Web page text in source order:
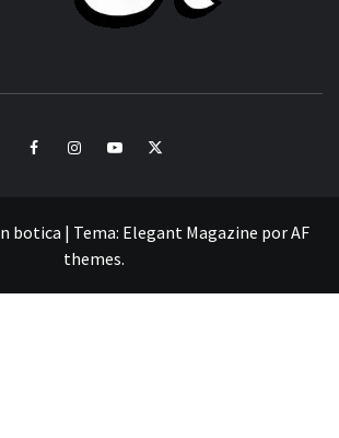
FacebookInstagramYoutubeTwitter
botica | Tema: Elegant Magazine porAF
themes.